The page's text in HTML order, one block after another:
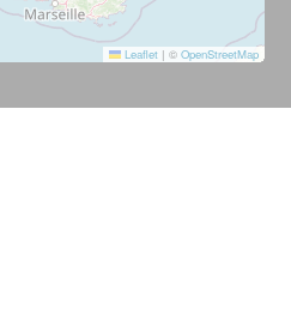
Leaflet | © OpenStreetMap